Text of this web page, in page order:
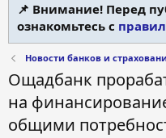
📌 Внимание! Перед
ознакомьтесь с
Новости банков и
Ощадбанк
на
общими